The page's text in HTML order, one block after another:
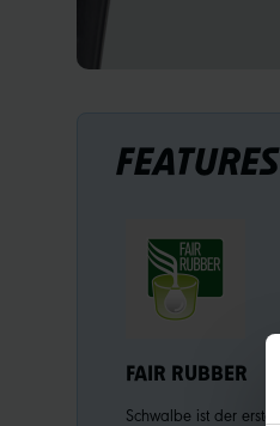
FEATURES
FAIR RUBBER
Schwalbe ist der erste